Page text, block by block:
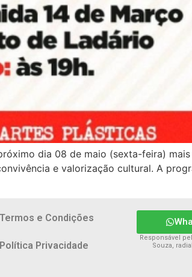
dia 08 de maio (sexta-feira)
e valorização cultural. A
Termos e Condições
Política Privacidade
Responsável
Souza,